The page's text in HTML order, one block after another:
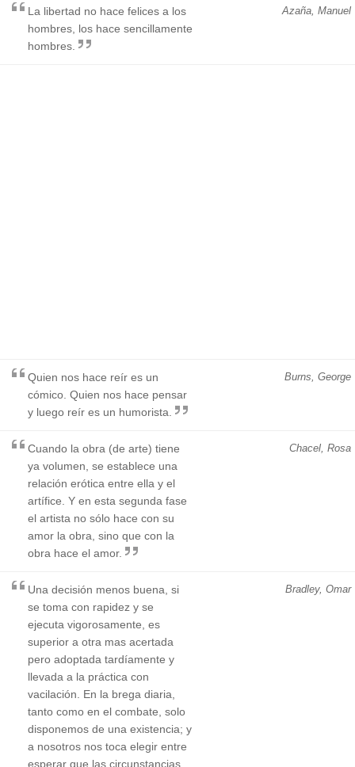
Azaña, Manuel
La libertad no hace felices a los
hombres, los hace sencillamente
hombres.
Burns, George
Quien nos hace reír es un
cómico. Quien nos hace pensar
y luego reír es un humorista.
Chacel, Rosa
Cuando la obra (de arte) tiene
ya volumen, se establece una
relación erótica entre ella y el
artífice. Y en esta segunda fase
el artista no sólo hace con su
amor la obra, sino que con la
obra hace el amor.
Bradley, Omar
Una decisión menos buena, si
se toma con rapidez y se
ejecuta vigorosamente, es
superior a otra mas acertada
pero adoptada tardíamente y
llevada a la práctica con
vacilación. En la brega diaria,
tanto como en el combate, solo
disponemos de una existencia; y
a nosotros nos toca elegir entre
esperar que las circunstancias